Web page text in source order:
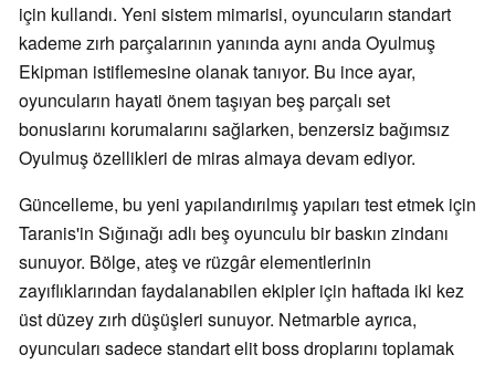
için kullandı. Yeni sistem mimarisi, oyuncuların standart
kademe zırh parçalarının yanında aynı anda Oyulmuş
Ekipman istiflemesine olanak tanıyor. Bu ince ayar,
oyuncuların hayati önem taşıyan beş parçalı set
bonuslarını korumalarını sağlarken, benzersiz bağımsız
Oyulmuş özellikleri de miras almaya devam ediyor.
Güncelleme, bu yeni yapılandırılmış yapıları test etmek için
Taranis'in Sığınağı adlı beş oyunculu bir baskın zindanı
sunuyor. Bölge, ateş ve rüzgâr elementlerinin
zayıflıklarından faydalanabilen ekipler için haftada iki kez
üst düzey zırh düşüşleri sunuyor. Netmarble ayrıca,
oyuncuları sadece standart elit boss droplarını toplamak